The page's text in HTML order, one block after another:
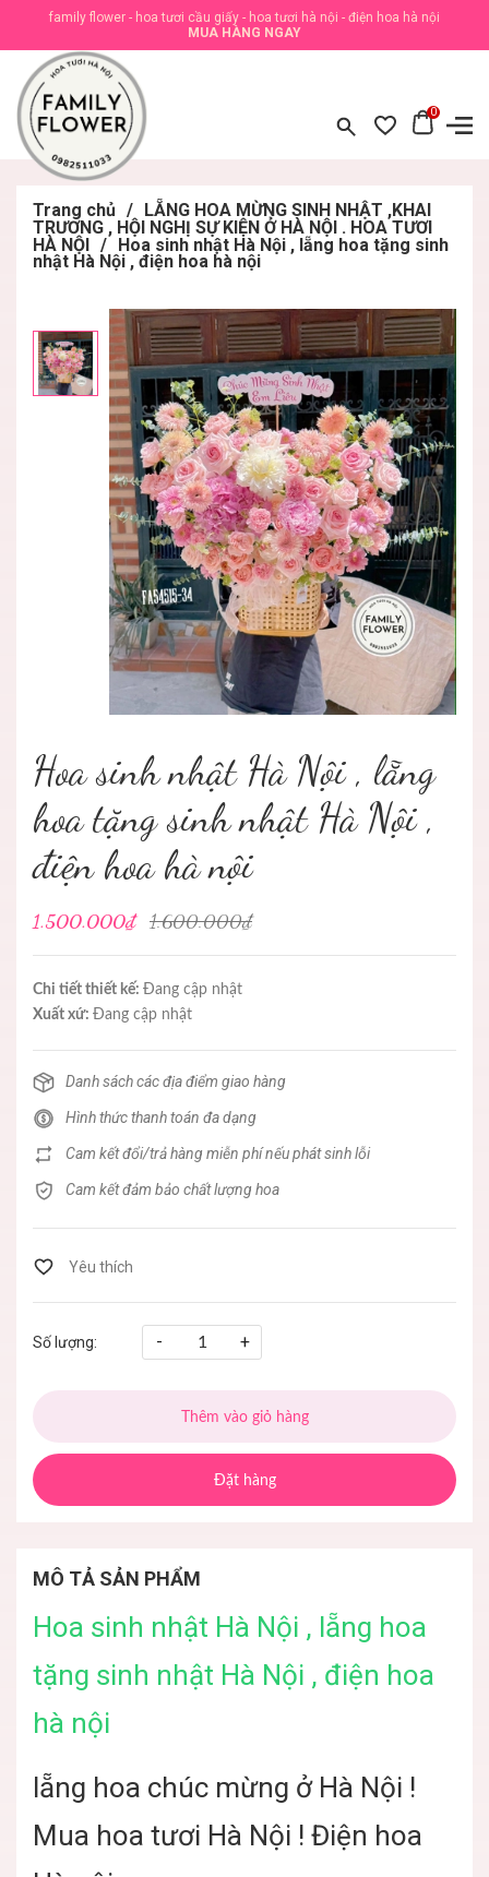
family flower - hoa tươi cầu giấy - hoa tươi hà nội - điện hoa hà nội
MUA HÀNG NGAY
0
Trang chủ / LẴNG HOA MỪNG SINH NHẬT ,KHAI
TRƯƠNG , HỘI NGHỊ SỰ KIỆN Ở HÀ NỘI . HOA TƯƠI
HÀ NỘI / Hoa sinh nhật Hà Nội , lẵng hoa tặng sinh
nhật Hà Nội , điện hoa hà nội
Hoa sinh nhật Hà Nội , lẵng
hoa tặng sinh nhật Hà Nội ,
điện hoa hà nội
1.500.000₫ 1.600.000₫
Chi tiết thiết kế: Đang cập nhật
Xuất xứ: Đang cập nhật
Danh sách các địa điểm giao hàng
Hình thức thanh toán đa dạng
Cam kết đổi/trả hàng miễn phí nếu phát sinh lỗi
Cam kết đảm bảo chất lượng hoa
Số lượng: - +
Thêm vào giỏ hàng
Đặt hàng
MÔ TẢ SẢN PHẨM
Hoa sinh nhật Hà Nội , lẵng hoa
tặng sinh nhật Hà Nội , điện hoa
hà nội
lẵng hoa chúc mừng ở Hà Nội !
Mua hoa tươi Hà Nội ! Điện hoa